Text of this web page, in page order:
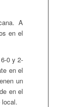
A
en el
0 y 2-
en el
un
en el
local.